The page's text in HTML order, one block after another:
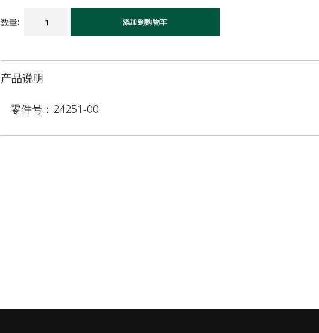
数量: 添加到购物车
产品说明
零件号：24251-00